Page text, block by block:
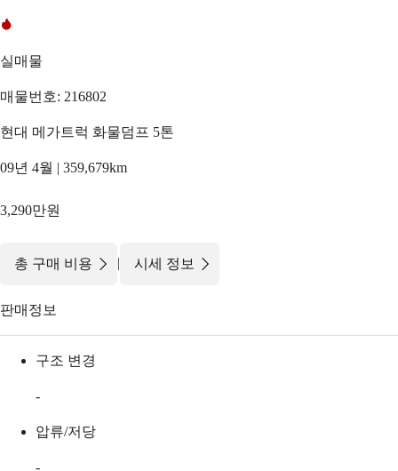
실매물
매물번호: 216802
현대 메가트럭 화물덤프 5톤
09년 4월 | 359,679km
3,290만원
총 구매 비용 | 시세 정보
판매정보
구조 변경
-
압류/저당
-